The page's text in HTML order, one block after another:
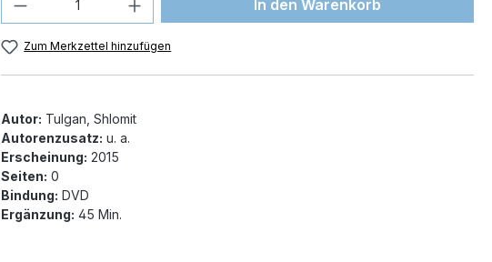
In den Warenkorb
Zum Merkzettel hinzufügen
Autor: Tulgan, Shlomit
Autorenzusatz: u. a.
Erscheinung: 2015
Seiten: 0
Bindung: DVD
Ergänzung: 45 Min.